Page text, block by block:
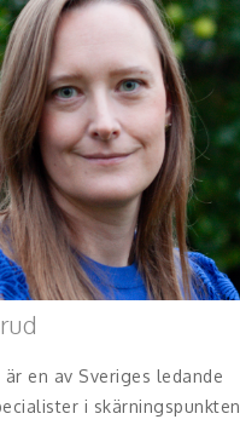
juridik
föräldraskap
relationer
är en av Sveriges ledande
i skärningspunkten